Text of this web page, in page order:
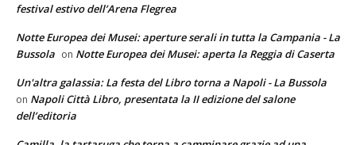
festival estivo dell’Arena Flegrea
Notte Europea dei Musei: aperture serali in tutta la Campania - La
Bussola on Notte Europea dei Musei: aperta la Reggia di Caserta
Un'altra galassia: La festa del Libro torna a Napoli - La Bussola
on Napoli Città Libro, presentata la II edizione del salone
dell’editoria